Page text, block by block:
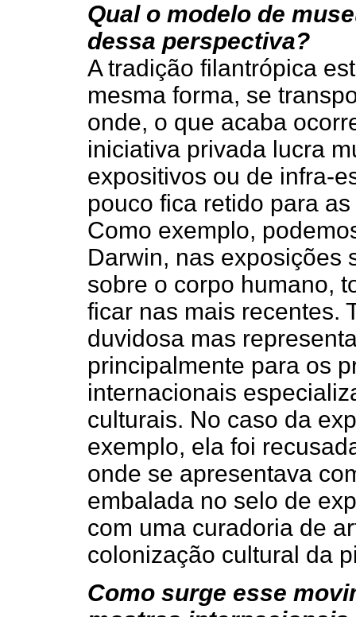
Qual o modelo de
dessa perspectiva?
A tradição filantrópica
mesma forma, se
onde, o que acaba
iniciativa privada lucra
expositivos ou de infra-
pouco fica retido para
Como exemplo,
Darwin, nas exposições
sobre o corpo humano,
ficar nas mais recentes.
duvidosa mas
principalmente para os
internacionais
culturais. No caso da
exemplo, ela foi
onde se apresentava
embalada no selo de
com uma curadoria de
colonização cultural da
Como surge esse